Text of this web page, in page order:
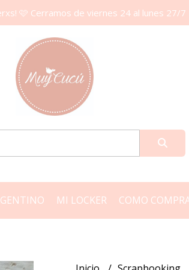
🩷 Cerramos de viernes 24 al lunes 27/7
MI LOCKER COMO